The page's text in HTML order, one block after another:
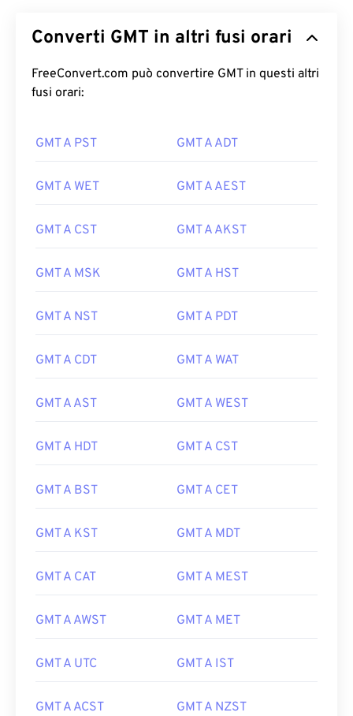
Converti GMT in altri fusi orari
FreeConvert.com può convertire GMT in questi altri
fusi orari:
GMT A PST GMT A ADT
GMT A WET GMT A AEST
GMT A CST GMT A AKST
GMT A MSK GMT A HST
GMT A NST GMT A PDT
GMT A CDT GMT A WAT
GMT A AST GMT A WEST
GMT A HDT GMT A CST
GMT A BST GMT A CET
GMT A KST GMT A MDT
GMT A CAT GMT A MEST
GMT A AWST GMT A MET
GMT A UTC GMT A IST
GMT A ACST GMT A NZST